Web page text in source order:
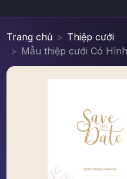
Trang chủ
Thiệp cưới
Mẫu thiệp cưới Có